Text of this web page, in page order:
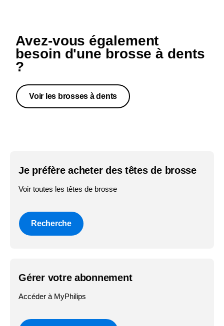
Avez-vous également
besoin d'une brosse à dents
?
Voir les brosses à dents
Je préfère acheter des têtes de brosse
Voir toutes les têtes de brosse
Recherche
Gérer votre abonnement
Accéder à MyPhilips